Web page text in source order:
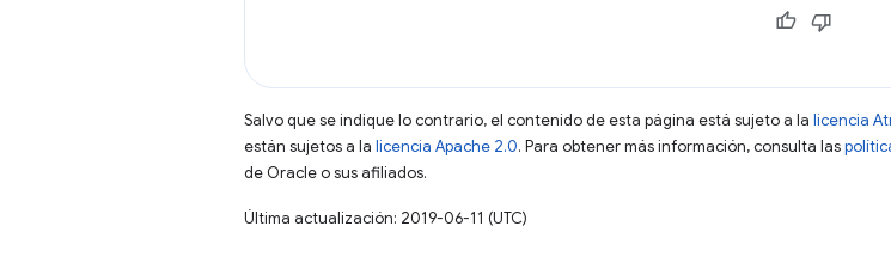
Salvo que se indique lo contrario, el contenido de esta página está sujeto a la licencia
están sujetos a la licencia Apache 2.0. Para obtener más información, consulta las
de Oracle o sus afiliados.
Última actualización: 2019-06-11 (UTC)